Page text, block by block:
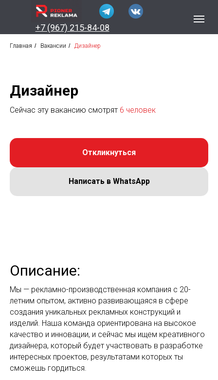
+7 (967) 215-84-08
Главная / Вакансии / Дизайнер
Дизайнер
Сейчас эту вакансию смотрят 6 человек
Откликнуться
Написать в WhatsApp
Описание:
Мы — рекламно-производственная компания с 20-
летним опытом, активно развивающаяся в сфере
создания уникальных рекламных конструкций и
изделий. Наша команда ориентирована на высокое
качество и инновации, и сейчас мы ищем креативного
дизайнера, который будет участвовать в разработке
интересных проектов, результатами которых ты
сможешь гордиться.